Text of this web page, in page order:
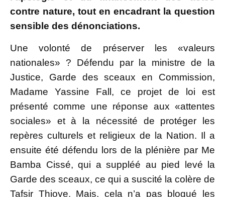
contre nature, tout en encadrant la question
sensible des dénonciations.
Une volonté de préserver les «valeurs
nationales» ? Défendu par la ministre de la
Justice, Garde des sceaux en Commission,
Madame Yassine Fall, ce projet de loi est
présenté comme une réponse aux «attentes
sociales» et à la nécessité de protéger les
repères culturels et religieux de la Nation. Il a
ensuite été défendu lors de la plénière par Me
Bamba Cissé, qui a suppléé au pied levé la
Garde des sceaux, ce qui a suscité la colère de
Tafsir Thioye. Mais, cela n’a pas bloqué les